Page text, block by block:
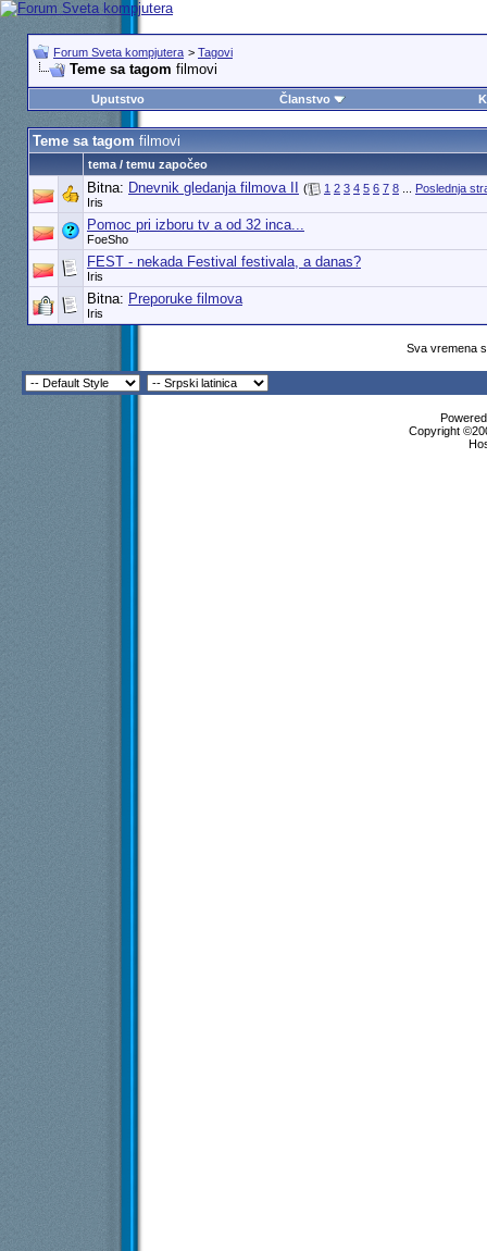
Forum Sveta kompjutera > Tagovi
Teme sa tagom filmovi
Uputstvo Članstvo
Teme sa tagom filmovi
tema / temu započeo
Bitna: Dnevnik gledanja filmova II ( 1 2 3 4 5 6 7 8... Poslednja
Iris
Pomoc pri izboru tv a od 32 inca...
FoeSho
FEST - nekada Festival festivala, a danas?
Iris
Bitna: Preporuke filmova
Iris
Sva vremena
Copyright